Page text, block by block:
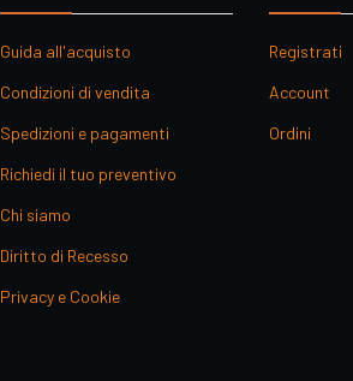
Guida all'acquisto
Condizioni di vendita
Spedizioni e pagamenti
Richiedi il tuo preventivo
Chi siamo
Diritto di Recesso
Privacy e Cookie
Registrati
Account
Ordini